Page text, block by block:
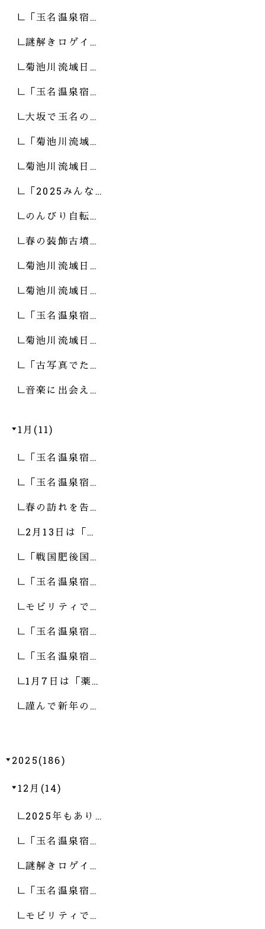
「玉名温泉宿…
謎解きロゲイ…
菊池川流域日…
「玉名温泉宿…
大坂で玉名の…
「菊池川流域…
菊池川流域日…
「2025みんな…
のんびり自転…
春の装飾古墳…
菊池川流域日…
菊池川流域日…
「玉名温泉宿…
菊池川流域日…
「古写真でた…
音楽に出会え…
1月(11)
「玉名温泉宿…
「玉名温泉宿…
春の訪れを告…
2月13日は「…
「戦国肥後国…
「玉名温泉宿…
モビリティで…
「玉名温泉宿…
「玉名温泉宿…
1月7日は「薬…
謹んで新年の…
2025(186)
12月(14)
2025年もあり…
「玉名温泉宿…
謎解きロゲイ…
「玉名温泉宿…
モビリティで…